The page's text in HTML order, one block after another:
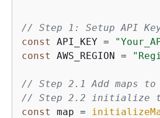
// Step 1: Setup API Key
const
API_KEY =
const
AWS_REGION =
// Step 2.1 Add maps
// Step 2.2 initialize
const
map =